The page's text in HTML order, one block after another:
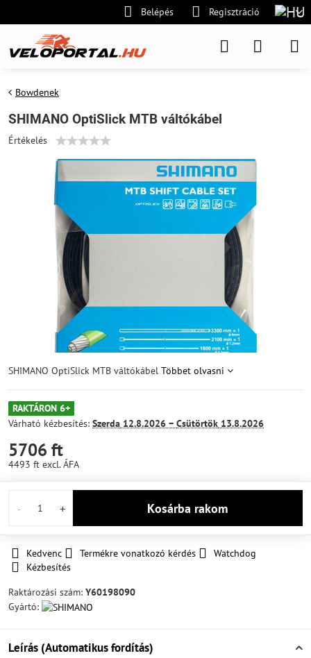
Belépés Regisztráció
Bowdenek
SHIMANO OptiSlick MTB váltókábel
Értékelés
SHIMANO OptiSlick MTB váltókábel Többet olvasni
RAKTÁRON 6+
Várható kézbesítés: Szerda 12.8.2026 − Csütörtök 13.8.2026
5706 ft
4493 ft excl. ÁFA
Kosárba rakom
Kedvenc Termékre vonatkozó kérdés
Watchdog
Kézbesítés
Raktározási szám: Y60198090
Gyártó:
Leírás (Automatikus fordítás)